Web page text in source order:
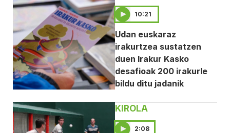
10:21
Udan euskaraz
irakurtzea sustatzen
duen Irakur Kasko
desafioak 200 irakurle
bildu ditu jadanik
KIROLA
2:08